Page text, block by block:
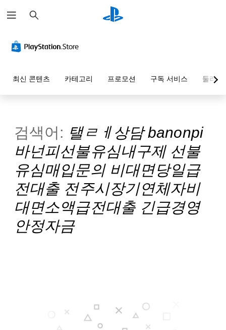
색
최신 콘텐츠 카테고리 프로모션 구독 서비스 둘러보
검색어: 탤ㄹㅔ상담 banonpi
바넌피선불유심내구제 선불
유심매입문의 비대면당일급
전대출 전주시장기연체자비
대면소액급전대출 긴급경영
안정자금